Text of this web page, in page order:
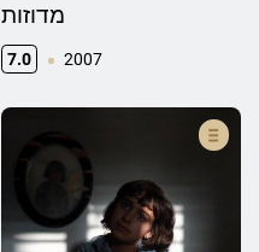
מדוזות
7.0 2007